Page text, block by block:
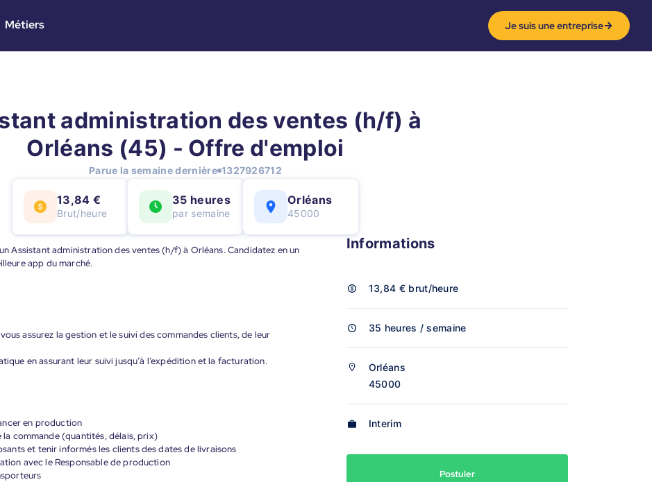
Métiers Je suis une entreprise
administration des ventes (h/f) à
Orléans (45) - Offre d'emploi
Parue la semaine dernière 1327926712
13,84 €
Brut/heure
35 heures
par semaine
Orléans
45000
Assistant administration des ventes (h/f) à Orléans. Candidatez en un
app du marché.
assurez la gestion et le suivi des commandes clients, de leur
en assurant leur suivi jusqu’à l’expédition et la facturation.
en production
commande (quantités, délais, prix)
et tenir informés les clients des dates de livraisons
avec le Responsable de production
Informations
13,84 € brut/heure
35 heures / semaine
Orléans
45000
Interim
Postuler